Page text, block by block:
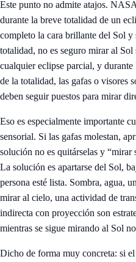
Este punto no admite atajos.
durante la breve totalidad de un
completo la cara brillante del Sol y
totalidad, no es seguro mirar al
cualquier eclipse parcial, y durante
de la totalidad, las gafas o visores
deben seguir puestos para mirar
Eso es especialmente importante
sensorial. Si las gafas molestan,
solución no es quitárselas y “mirar
La solución es apartarse del Sol,
persona esté lista. Sombra, agua,
mirar al cielo, una actividad de
indirecta con proyección son
mientras se sigue mirando al Sol
Dicho de forma muy concreta: si